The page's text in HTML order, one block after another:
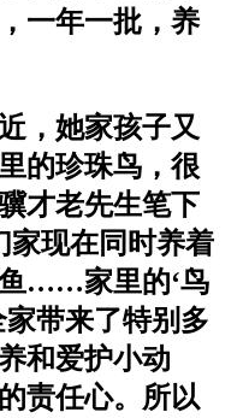
一年一批，养
，她家孩子又
的珍珠鸟，很
才老先生笔下
家现在同时养着
……家里的‘鸟
带来了特别多
和爱护小动
责任心。所以